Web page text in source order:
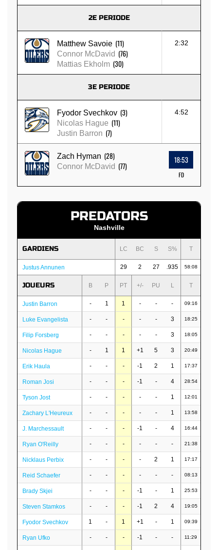
2E PERIODE
Matthew Savoie (11)
Connor McDavid (76)
Mattias Ekholm (30)
2:32
3E PERIODE
Fyodor Svechkov (3)
Nicolas Hague (11)
Justin Barron (7)
4:52
Zach Hyman (28)
Connor McDavid (77)
18:53
FD
PREDATORS
Nashville
GARDIENS LC BC S S% T
Justus Annunen 29 2 27 .935 58:08
JOUEURS B P PT +/- PU L T
Justin Barron - 1 1 - - - 09:16
Luke Evangelista - - - - - 3 18:25
Filip Forsberg - - - - - 3 18:05
Nicolas Hague - 1 1 +1 5 3 20:49
Erik Haula - - - -1 2 1 17:37
Roman Josi - - - -1 - 4 28:54
Tyson Jost - - - - - 1 12:01
Zachary L'Heureux - - - - - 1 13:58
J. Marchessault - - - -1 - 4 16:44
Ryan O'Reilly - - - - - - 21:38
Nicklaus Perbix - - - - 2 1 17:17
Reid Schaefer - - - - - - 08:13
Brady Skjei - - - -1 - 1 25:53
Steven Stamkos - - - -1 2 4 19:05
Fyodor Svechkov 1 - 1 +1 - 1 09:39
Ryan Ufko - - - -1 - - 11:29